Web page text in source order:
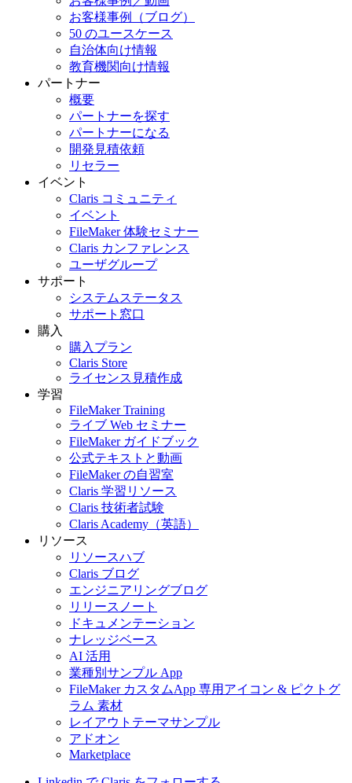
お客様事例（ブログ）
50 のユースケース
自治体向け情報
教育機関向け情報
パートナー
概要
パートナーを探す
パートナーになる
開発見積依頼
リセラー
イベント
Claris コミュニティ
イベント
FileMaker 体験セミナー
Claris カンファレンス
ユーザグループ
サポート
システムステータス
サポート窓口
購入
購入プラン
Claris Store
ライセンス見積作成
学習
FileMaker Training
ライブ Web セミナー
FileMaker ガイドブック
公式テキストと動画
FileMaker の自習室
Claris 学習リソース
Claris 技術者試験
Claris Academy（英語）
リソース
リソースハブ
Claris ブログ
エンジニアリングブログ
リリースノート
ドキュメンテーション
ナレッジベース
AI 活用
業種別サンプル App
FileMaker カスタムApp 専用アイコン & ピクトグ
ラム 素材
レイアウトテーマサンプル
アドオン
Marketplace